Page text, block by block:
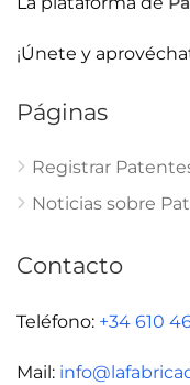
¡Únete y
Páginas
Registrar
Noticias sobre
Contacto
Teléfono: +34 610
Mail: